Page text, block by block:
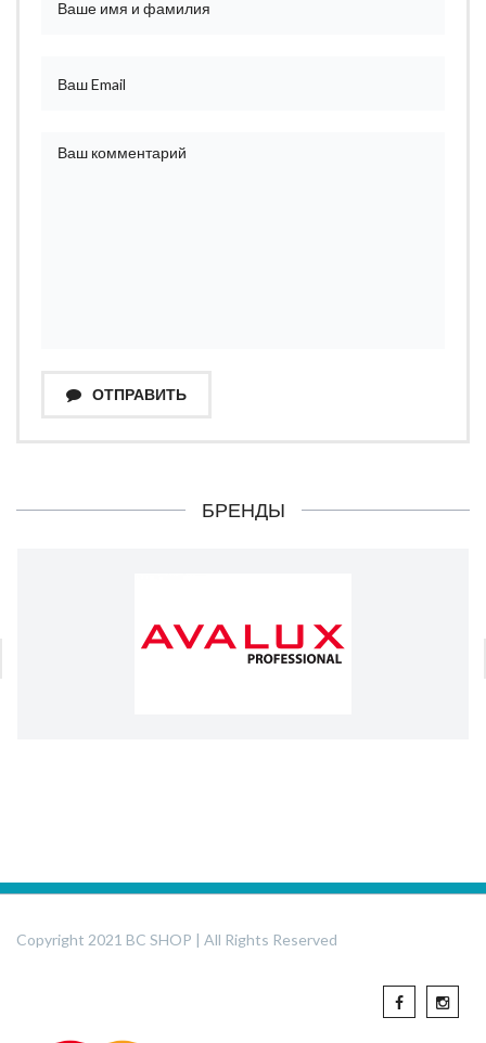
ОТПРАВИТЬ
БРЕНДЫ
Copyright 2021 BC SHOP | All Rights Reserved